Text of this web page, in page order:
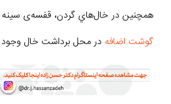
همچنين در خال‌هاي گردن، قفسه‌ی سينه و
گوشت اضافه در محل برداشت خال وجود